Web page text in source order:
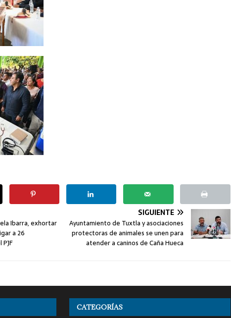
Ibarra, exhortar
a 26
SIGUIENTE
Ayuntamiento de Tuxtla y asociaciones
protectoras de animales se unen para
atender a caninos de Caña Hueca
CATEGORÍAS